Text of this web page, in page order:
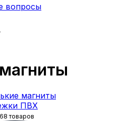
вопросы
магниты
ПВХ
товаров